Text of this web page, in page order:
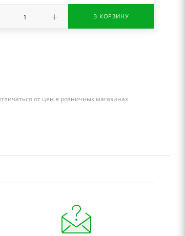
В КОРЗИНУ
от цен в розничных магазинах